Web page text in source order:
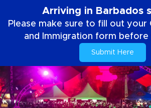
Arriving in Barbados
Please make sure to fill out your
and Immigration form before
Submit Here